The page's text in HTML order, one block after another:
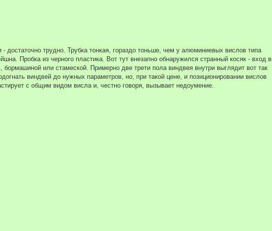
- достаточно трудно. Трубка тонкая, гораздо тоньше, чем у алюминиевых вислов типа
Пробка из черного пластика. Вот тут внезапно обнаружился странный косяк - вход в
или стамеской. Примерно две трети пола виндвея внутри выглядит вот так
виндвей до нужных параметров, но, при такой цене, и позиционировании вислов
с общим видом висла и, честно говоря, вызывает недоумение.